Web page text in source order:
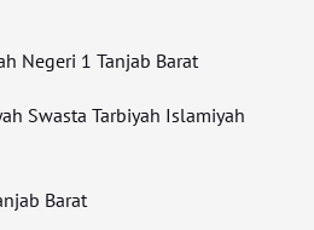
Negeri 1 Tanjab Barat
Swasta Tarbiyah Islamiyah
Barat